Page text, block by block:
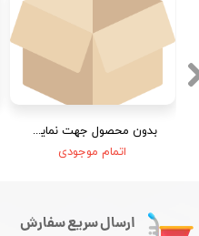
بدون محصول جهت نمایش
اتمام موجودی
ارسال سریع سفارش